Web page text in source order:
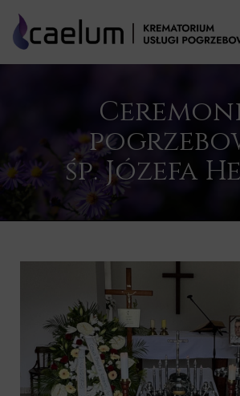
śp. Józefa